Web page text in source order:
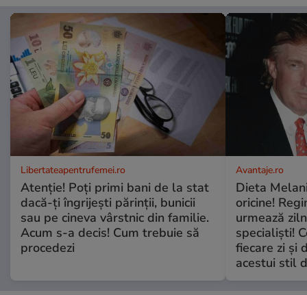
Libertateapentrufemei.ro
Atenție! Poți primi bani de la stat
dacă-ți îngrijești părinții, bunicii
sau pe cineva vârstnic din familie.
Acum s-a decis! Cum trebuie să
procedezi
Avantaje.ro
Dieta
oricine!
urmează
specialiști!
fiecare zi și
acestui stil